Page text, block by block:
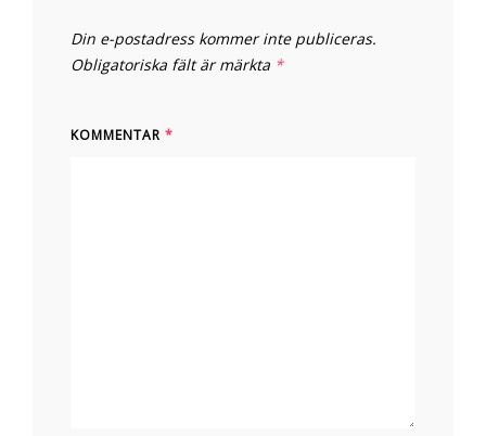
Din e-postadress kommer inte publiceras.
Obligatoriska fält är märkta *
KOMMENTAR *